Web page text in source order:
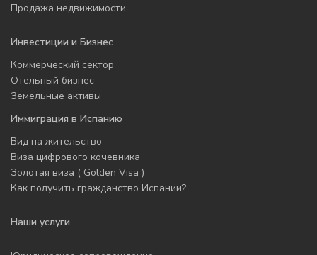
Продажа недвижимости
Инвестиции и Бизнес
Коммерческий сектор
Отельный бизнес
Земельные активы
Иммиграция в Испанию
Вид на жительство
Виза цифрового кочевника
Золотая виза ( Golden Visa )
Как получить гражданство Испании?
Наши услуги